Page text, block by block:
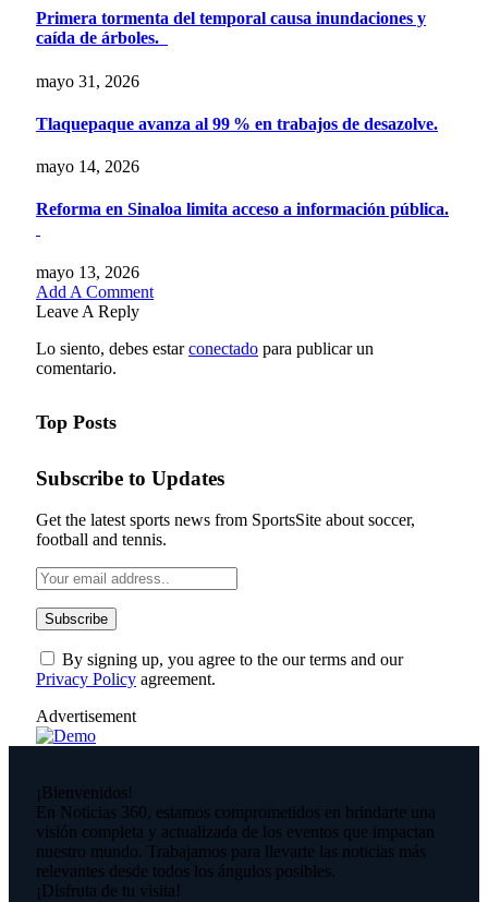
Primera tormenta del temporal causa inundaciones y
caída de árboles.
mayo 31, 2026
Tlaquepaque avanza al 99 % en trabajos de desazolve.
mayo 14, 2026
Reforma en Sinaloa limita acceso a información pública.
mayo 13, 2026
Add A Comment
Leave A Reply
Lo siento, debes estarconectado para publicar un
comentario.
Top Posts
Subscribe to Updates
Get the latest sports news from SportsSite about soccer,
football and tennis.
By signing up, you agree to the our terms and our
Privacy Policy agreement.
Advertisement
¡Bienvenidos!
En Noticias 360, estamos comprometidos en brindarte una
visión completa y actualizada de los eventos que impactan
nuestro mundo. Trabajamos para llevarte las noticias más
relevantes desde todos los ángulos posibles.
¡Disfruta de tu visita!